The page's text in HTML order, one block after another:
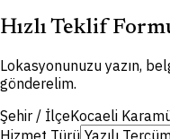
Hızlı Teklif
Lokasyonunuzu yazın,
gönderelim.
Şehir / İlçeKocaeli
Hizmet Türü